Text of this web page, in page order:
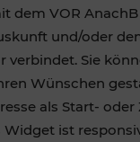
dem VOR
und/oder
verbindet. Sie
Wünschen
als Start- oder
Widget ist